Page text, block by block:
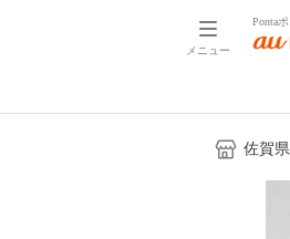
メニュー
Ponta
佐賀県